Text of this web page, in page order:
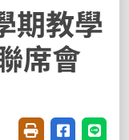
期教學
席會
友善列印(開新視
分享至臉書
分享